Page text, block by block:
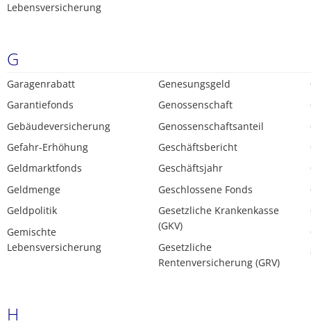
Lebensversicherung
G
Garagenrabatt
Garantiefonds
Gebäudeversicherung
Gefahr-Erhöhung
Geldmarktfonds
Geldmenge
Geldpolitik
Gemischte
Lebensversicherung
Genesungsgeld
Genossenschaft
Genossenschaftsanteil
Geschäftsbericht
Geschäftsjahr
Geschlossene Fonds
Gesetzliche Krankenkasse
(GKV)
Gesetzliche
Rentenversicherung (GRV)
H